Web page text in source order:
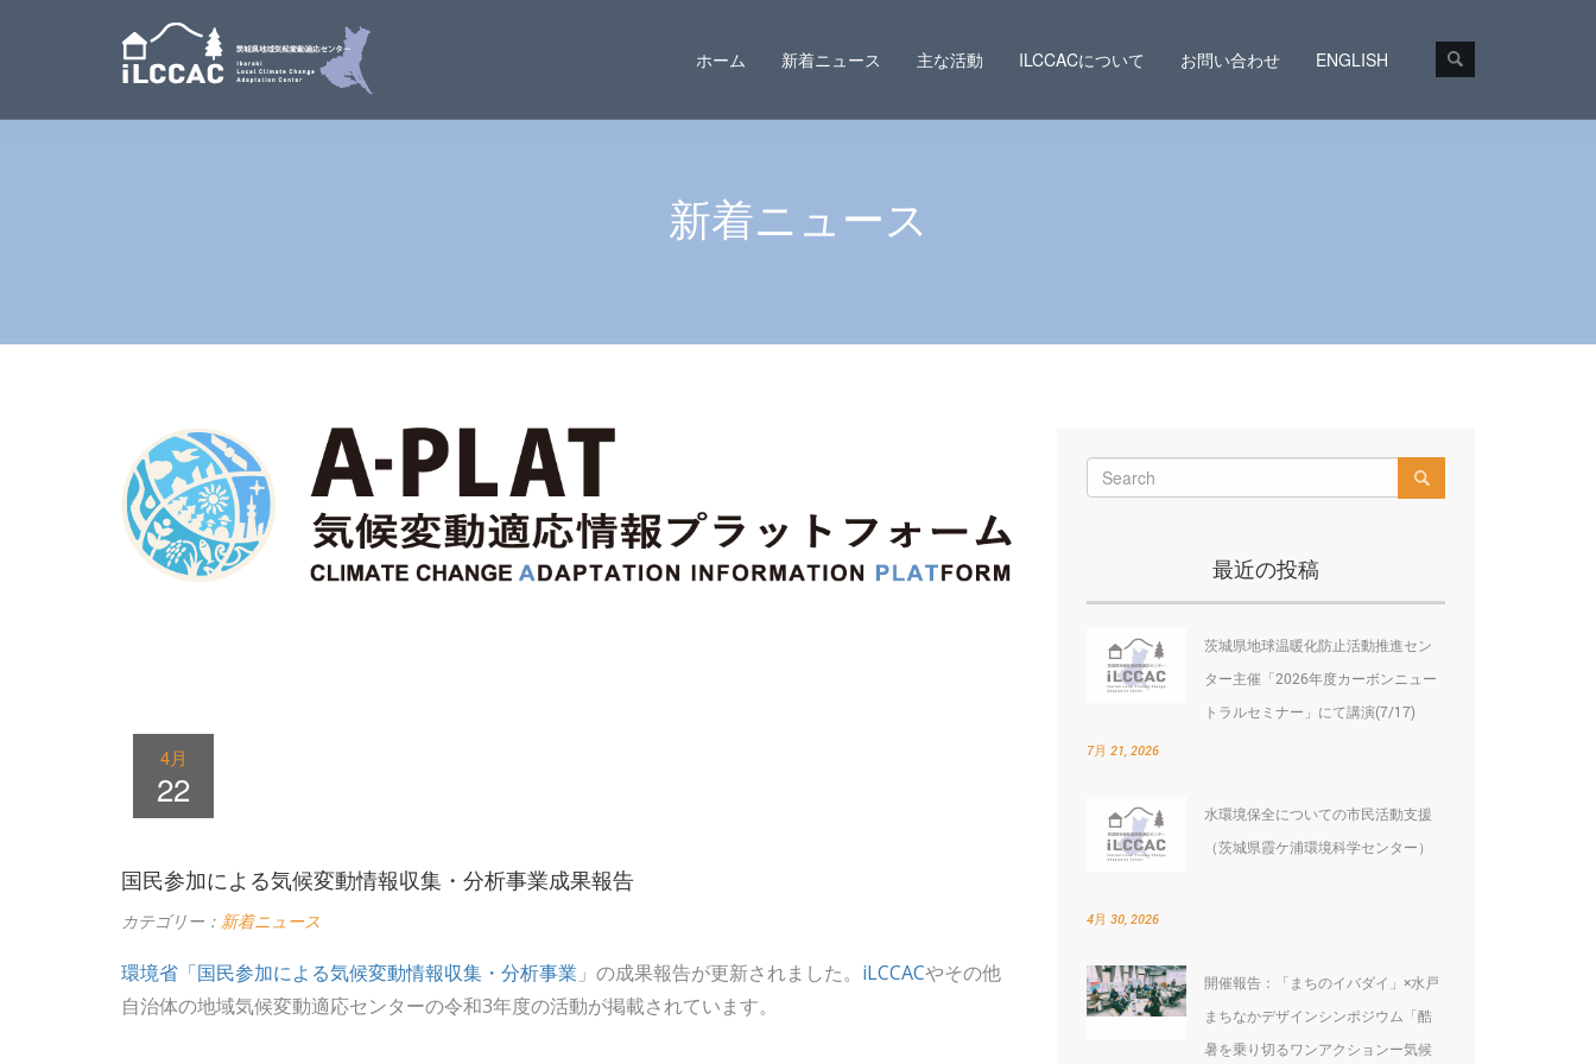
ホーム 新着ニュース 主な活動 ILCCACについて お問い合わせ ENGLISH
新着ニュース
4月
22
国民参加による気候変動情報収集・分析事業成果報告
カテゴリー： 新着ニュース
環境省「国民参加による気候変動情報収集・分析事業 」の成果報告が更新されました。 iLCCACやその他
自治体の地域気候変動適応センターの令和3年度の活動が掲載されています。
最近の投稿
茨城県地球温暖化防止活動推進セン
ター主催「2026年度カーボンニュー
トラルセミナー」にて講演(7/17)
7月 21, 2026
水環境保全についての市民活動支援
（茨城県霞ケ浦環境科学センター）
4月 30, 2026
開催報告：「まちのイバダイ」×水戸
まちなかデザインシンポジウム「酷
暑を乗り切るワンアクションー気候